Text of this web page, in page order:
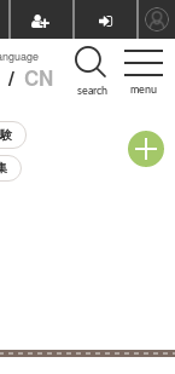
menu
/ CN search